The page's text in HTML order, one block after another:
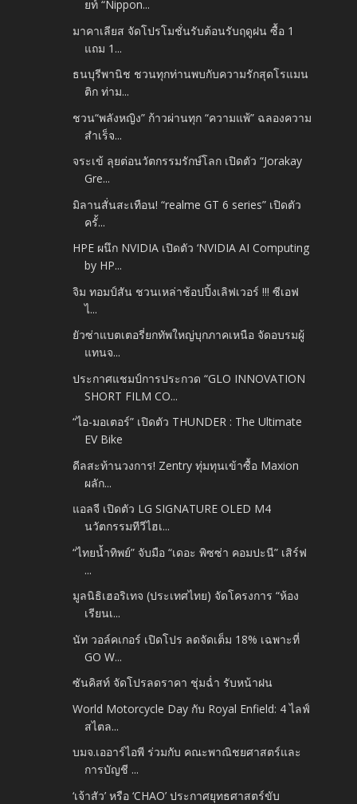
ยท์ “Nippon...
มาคาเลียส จัดโปรโมชั่นรับต้อนรับฤดูฝน ซื้อ 1
แถม 1...
ธนบุรีพานิช ชวนทุกท่านพบกับความรักสุดโรแมน
ติก ท่าม...
ชวน“พลังหญิง” ก้าวผ่านทุก “ความแพ้” ฉลองความ
สำเร็จ...
จระเข้ ลุยต่อนวัตกรรมรักษ์โลก เปิดตัว “Jorakay
Gre...
มิลานสั่นสะเทือน! “realme GT 6 series” เปิดตัว
ครั้...
HPE ผนึก NVIDIA เปิดตัว ‘NVIDIA AI Computing
by HP...
จิม ทอมป์สัน ชวนเหล่าช้อปปิ้งเลิฟเวอร์ !!! ซีเอฟ
ไ...
ยัวซ่าแบตเตอรี่ยกทัพใหญ่บุกภาคเหนือ จัดอบรมผู้
แทนจ...
ประกาศแชมป์การประกวด “GLO INNOVATION
SHORT FILM CO...
“ไอ-มอเตอร์” เปิดตัว THUNDER : The Ultimate
EV Bike
ดีลสะท้านวงการ! Zentry ทุ่มทุนเข้าซื้อ Maxion
ผลัก...
แอลจี เปิดตัว LG SIGNATURE OLED M4
นวัตกรรมทีวีไฮเ...
“ไทยน้ำทิพย์” จับมือ “เดอะ พิซซ่า คอมปะนี” เสิร์ฟ
...
มูลนิธิเฮอริเทจ (ประเทศไทย) จัดโครงการ “ห้อง
เรียนเ...
นัท วอล์คเกอร์ เปิดโปร ลดจัดเต็ม 18% เฉพาะที่
GO W...
ซันคิสท์ จัดโปรลดราคา ชุ่มฉ่ำ รับหน้าฝน
World Motorcycle Day กับ Royal Enfield: 4 ไลฟ์
สไตล...
บมจ.เออาร์ไอพี ร่วมกับ คณะพาณิชยศาสตร์และ
การบัญชี ...
‘เจ้าสัว’ หรือ ‘CHAO’ ประกาศยุทธศาสตร์ขับ